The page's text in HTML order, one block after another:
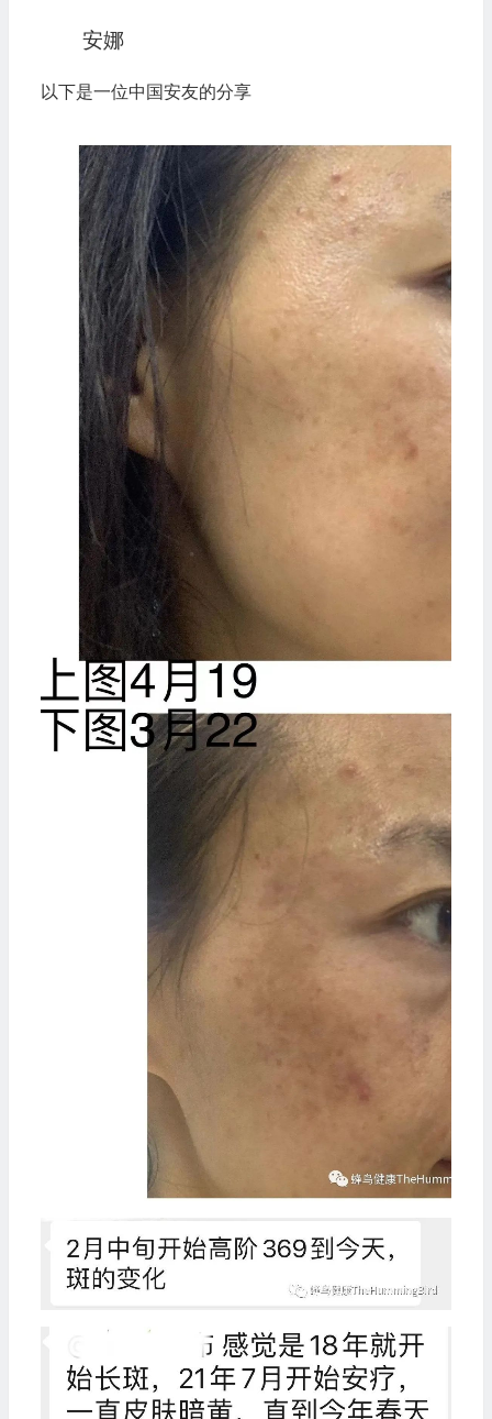
安娜
以下是一位中国安友的分享